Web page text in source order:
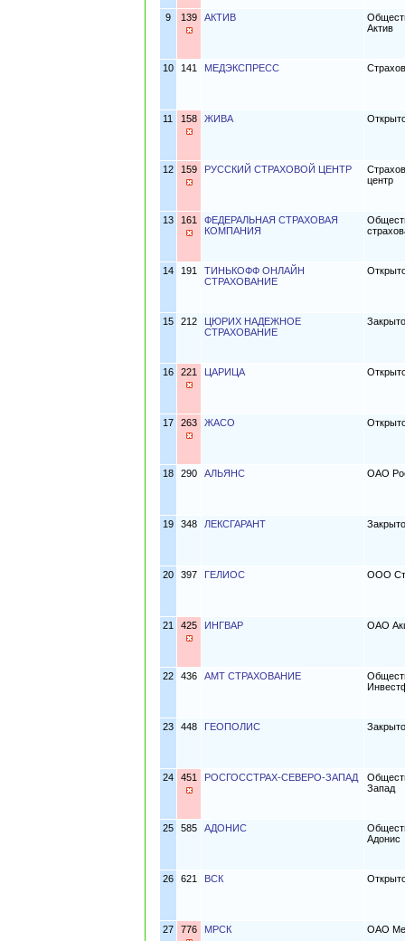
9 139 АКТИВ
Актив
10 141 МЕДЭКСПРЕСС
11 158 ЖИВА
12 159 РУССКИЙ СТРАХОВОЙ ЦЕНТР
центр
13 161
ФЕДЕРАЛЬНАЯ СТРАХОВАЯ
КОМПАНИЯ
14 191
ТИНЬКОФФ ОНЛАЙН
СТРАХОВАНИЕ
15 212
ЦЮРИХ НАДЕЖНОЕ
СТРАХОВАНИЕ
16 221 ЦАРИЦА
17 263 ЖАСО
18 290 АЛЬЯНС ОАО
19 348 ЛЕКСГАРАНТ
20 397 ГЕЛИОС ООО
21 425 ИНГВАР ОАО
22 436 АМТ СТРАХОВАНИЕ
23 448 ГЕОПОЛИС
24 451 РОСГОССТРАХ-СЕВЕРО-ЗАПАД
Запад
25 585 АДОНИС
Адонис
26 621 ВСК
27 776 МРСК ОАО